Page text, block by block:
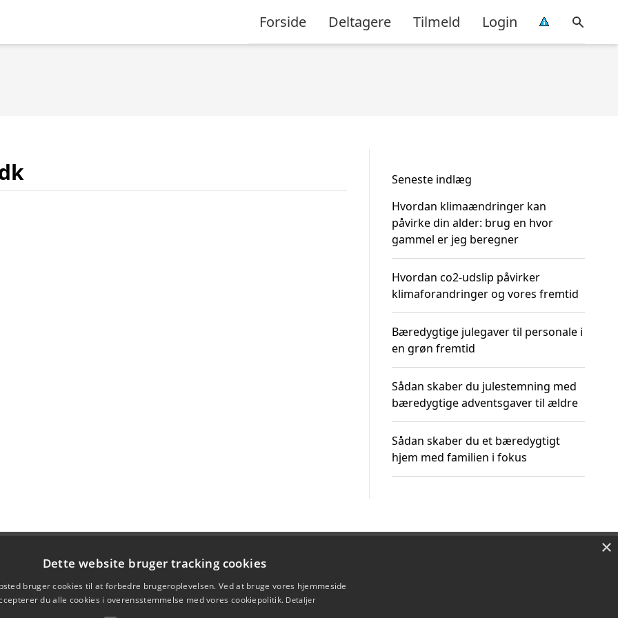
Forside Deltagere Tilmeld Login
Seneste indlæg
Hvordan klimaændringer kan
påvirke din alder: brug en hvor
gammel er jeg beregner
Hvordan co2-udslip påvirker
klimaforandringer og vores fremtid
Bæredygtige julegaver til personale i
en grøn fremtid
Sådan skaber du julestemning med
bæredygtige adventsgaver til ældre
Sådan skaber du et bæredygtigt
hjem med familien i fokus
×
Dette website bruger tracking cookies
bruger cookies til at forbedre brugeroplevelsen. Ved at bruge vores hjemmeside
du alle cookies i overensstemmelse med vores cookiepolitik. Detaljer